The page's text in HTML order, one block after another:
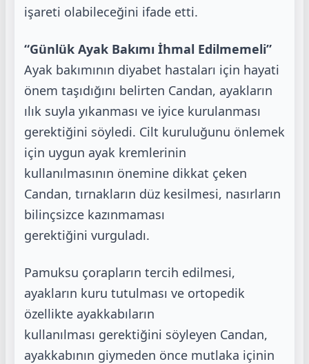
işareti olabileceğini ifade etti.
“Günlük Ayak Bakımı İhmal Edilmemeli”
Ayak bakımının diyabet hastaları için hayati
önem taşıdığını belirten Candan, ayakların
ılık suyla yıkanması ve iyice kurulanması
gerektiğini söyledi. Cilt kuruluğunu önlemek
için uygun ayak kremlerinin
kullanılmasının önemine dikkat çeken
Candan, tırnakların düz kesilmesi, nasırların
bilinçsizce kazınmaması
gerektiğini vurguladı.
Pamuksu çorapların tercih edilmesi,
ayakların kuru tutulması ve ortopedik
özellikte ayakkabıların
kullanılması gerektiğini söyleyen Candan,
ayakkabının giymeden önce mutlaka içinin